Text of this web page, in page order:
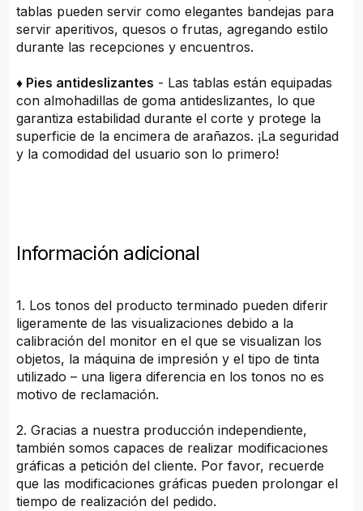
tablas pueden servir como elegantes bandejas para
servir aperitivos, quesos o frutas, agregando estilo
durante las recepciones y encuentros.
♦ Pies antideslizantes - Las tablas están equipadas
con almohadillas de goma antideslizantes, lo que
garantiza estabilidad durante el corte y protege la
superficie de la encimera de arañazos. ¡La seguridad
y la comodidad del usuario son lo primero!
Información adicional
1. Los tonos del producto terminado pueden diferir
ligeramente de las visualizaciones debido a la
calibración del monitor en el que se visualizan los
objetos, la máquina de impresión y el tipo de tinta
utilizado – una ligera diferencia en los tonos no es
motivo de reclamación.
2. Gracias a nuestra producción independiente,
también somos capaces de realizar modificaciones
gráficas a petición del cliente. Por favor, recuerde
que las modificaciones gráficas pueden prolongar el
tiempo de realización del pedido.